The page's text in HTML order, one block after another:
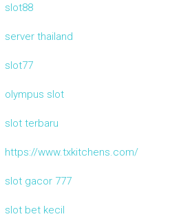
slot88
server thailand
slot77
olympus slot
slot terbaru
https://www.txkitchens.com/
slot gacor 777
slot bet kecil